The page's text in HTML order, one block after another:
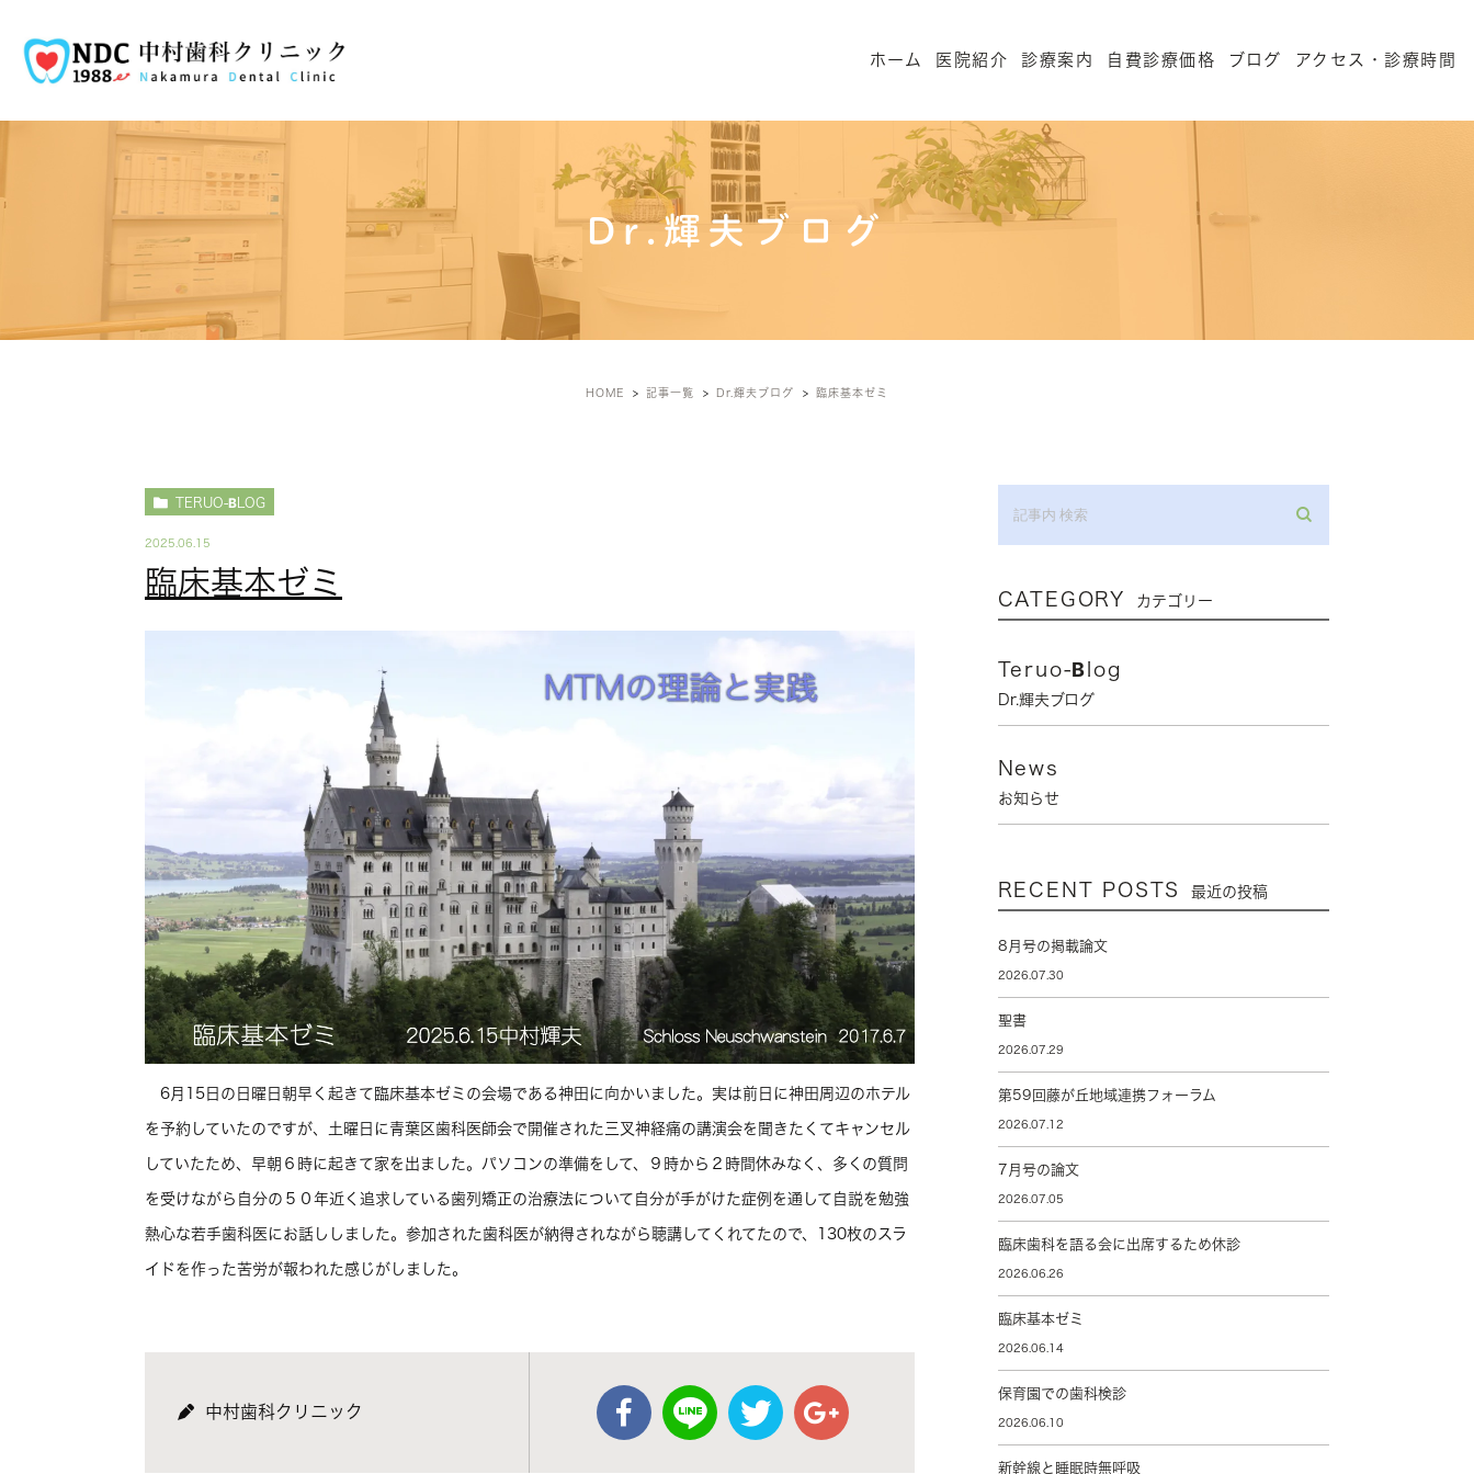
ホーム 医院紹介 診療案内 自費診療価格 ブログ アクセス・診療時間
Dr.輝夫ブログ
HOME 記事一覧 Dr.輝夫ブログ 臨床基本ゼミ
TERUO-BLOG
2025.06.15
臨床基本ゼミ
6月15日の日曜日朝早く起きて臨床基本ゼミの会場である神田に向かいました。実は前日に神田周辺のホテル
を予約していたのですが、土曜日に青葉区歯科医師会で開催された三叉神経痛の講演会を聞きたくてキャンセル
していたため、早朝６時に起きて家を出ました。パソコンの準備をして、９時から２時間休みなく、多くの質問
を受けながら自分の５０年近く追求している歯列矯正の治療法について自分が手がけた症例を通して自説を勉強
熱心な若手歯科医にお話ししました。参加された歯科医が納得されながら聴講してくれてたので、130枚のスラ
イドを作った苦労が報われた感じがしました。
中村歯科クリニック
CATEGORY カテゴリー
Teruo-Blog
Dr.輝夫ブログ
News
お知らせ
RECENT POSTS 最近の投稿
8月号の掲載論文
2026.07.30
聖書
2026.07.29
第59回藤が丘地域連携フォーラム
2026.07.12
7月号の論文
2026.07.05
臨床歯科を語る会に出席するため休診
2026.06.26
臨床基本ゼミ
2026.06.14
保育園での歯科検診
2026.06.10
新幹線と睡眠時無呼吸